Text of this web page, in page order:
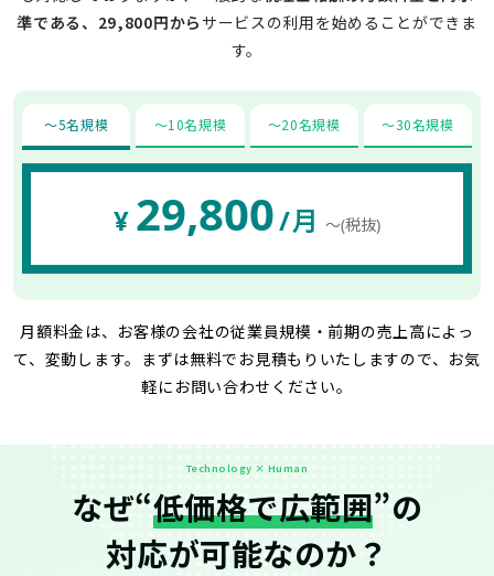
準である、29,800円から サービスの利用を始めることができま
す。
〜5名規模 〜10名規模 〜20名規模 〜30名規模
¥ 29,800/月 〜(税抜)
月額料金は、お客様の会社の従業員規模・前期の売上高によっ
て、変動します。 まずは無料でお見積もりいたしますので、お気
軽にお問い合わせください。
Technology × Human
なぜ“低価格で広範囲”の
対応が可能なのか？